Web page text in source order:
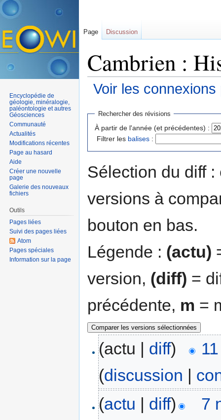
Cambrien :
Voir les
Rechercher des révisions
À partir de l'année (et précédentes) :
Filtrer les balises :
Sélection du diff
versions à
bouton en bas.
Légende : (actu)
version, (diff) =
précédente, m =
(actu | diff)
(discussion |
(actu | diff)
7
Page Discussion
Encyclopédie de
géologie, minéralogie,
paléontologie et autres
Géosciences
Communauté
Actualités
Modifications récentes
Page au hasard
Aide
Créer une nouvelle
page
Galerie des nouveaux
fichiers
Outils
Pages liées
Suivi des pages liées
Atom
Pages spéciales
Information sur la page